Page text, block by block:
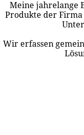
Meine jahrelange
Produkte der
Wir erfassen